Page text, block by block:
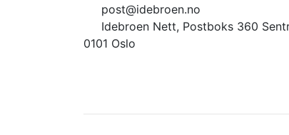
post@idebroen.no
Idebroen Nett, Postboks 360
0101 Oslo